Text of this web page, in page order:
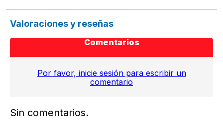
Valoraciones y reseñas
Comentarios
Por favor, inicie sesión para escribir un
comentario
Sin comentarios.